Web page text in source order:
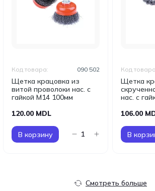
Щетка крацовка из
витой проволоки нас. с
гайкой М14 100мм
Код товара: 090 502
120.00 MDL
В корзину
Щетка
нас. с
Код
106.00
В
Смотреть больше